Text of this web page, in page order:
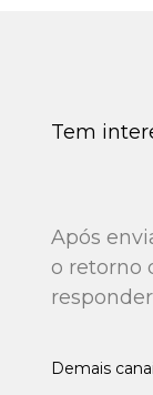
Tem
Após
o retorno
Demais